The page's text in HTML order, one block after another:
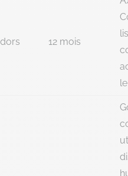
12 mois